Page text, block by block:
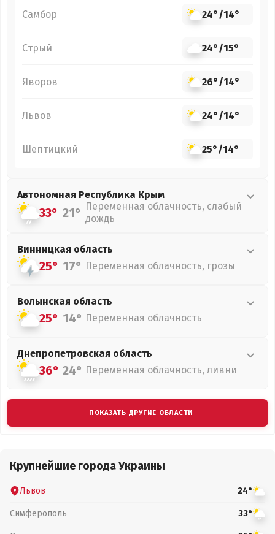
Самбор 24°/14°
Стрый 24°/15°
Яворов 26°/14°
Львов 24°/14°
Шептицкий 25°/14°
Автономная Республика Крым
33° 21° Переменная облачность, слабый
дождь
Винницкая область
25° 17° Переменная облачность, грозы
Волынская область
25° 14° Переменная облачность
Днепропетровская область
36° 24° Переменная облачность, ливни
ПОКАЗАТЬ ДРУГИЕ ОБЛАСТИ
Крупнейшие города Украины
Львов 24°
Симферополь 33°